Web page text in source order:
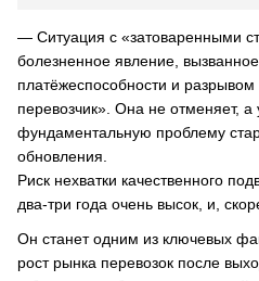
— Ситуация с «затоваренными
болезненное явление,
платёжеспособности и
перевозчик». Она не отменяет, а
фундаментальную проблему
обновления.
Риск нехватки качественного
два-три года очень высок, и,
Он станет одним из ключевых
рост рынка перевозок после